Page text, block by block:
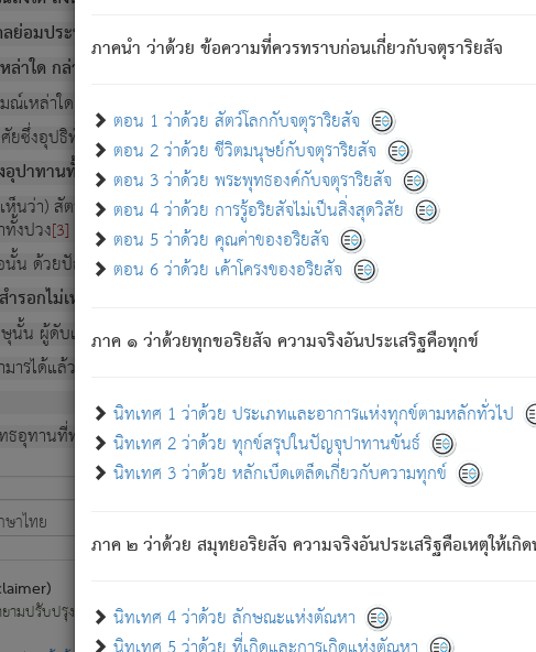
ภาคนำ ว่าด้วย ข้อความที่ควรทราบก่อนเกี่ยวกับจตุราริยสัจ
ตอน 1 ว่าด้วย สัตว์โลกกับจตุราริยสัจ
ตอน 2 ว่าด้วย ชีวิตมนุษย์กับจตุราริยสัจ
ตอน 3 ว่าด้วย พระพุทธองค์กับจตุราริยสัจ
ตอน 4 ว่าด้วย การรู้อริยสัจไม่เป็นสิ่งสุดวิสัย
ตอน 5 ว่าด้วย คุณค่าของอริยสัจ
ตอน 6 ว่าด้วย เค้าโครงของอริยสัจ
ภาค ๑ ว่าด้วยทุกขอริยสัจ ความจริงอันประเสริฐคือทุกข์
นิทเทศ 1 ว่าด้วย ประเภทและอาการแห่งทุกข์ตามหลักทั่วไป
นิทเทศ 2 ว่าด้วย ทุกข์สรุปในปัญจุปาทานขันธ์
นิทเทศ 3 ว่าด้วย หลักเบ็ดเตล็ดเกี่ยวกับความทุกข์
ภาค ๒ ว่าด้วย สมุทยอริยสัจ ความจริงอันประเสริฐคือเหตุให้เกิ
นิทเทศ 4 ว่าด้วย ลักษณะแห่งตัณหา
ย่อมประพฤติ ก็เพื่อการละขาดซึ่งภพ.
าใด กล่าวความหลุดพ้นจากภพว่ามีได้เพราะภพ เรากล่าวว่า สมณะหรือ
เหล่าใด กล่าวความออกไปได้จากภพ ว่ามีได้เพราะวิภพ[2]
: เรากล่าวว่า ส
ยซึ่งอุปธิทั้งปวง.
ปาทานทั้งปวง ความเกิดขึ้นแห่งทุกข์จึงไม่มี.
ห็นว่า) สัตว์ทั้งหลายอันอวิชาหนาแน่นบังหนาแล้ว; และว่า สัตว์ผู้ยินดีในภพ
งปวง[3] เพื่อความมีแห่งประโยชน์โดยประการทั้งปวง; ภพทั้งหลายทั้งหมดนั้
น ด้วยปัญญาอันชอบตามที่เป็นจริงอย่างนี้อยู่; เขาย่อมละภวตัณหาได้ และไม่เ
รอกไม่เหลือ (แห่งภพทั้งหลาย) เพราะความสิ้นไปแห่งตัณหาโดยประการทั้ง
นั้น ผู้ดับเย็นสนิทแล้ว เพราะไม่มีความยึดมั่น
ารได้แล้ว ชนะสงครามแล้ว ก้าวล่วงภพทั้งหลายทั้งปวงได้แล้ว เป็นผู้คงที่ (คือ
อุทานที่ทรงเปล่งออก ที่โคนต้นโพธิ์เป็นที่ตรัสรู้ เมื่อตรัสรู้แล้วได้ 7 วัน)
ามปรับปรุงข้อมูลให้ถูกต้องมากที่สุด ผู้ศึกษาก็พึงตรวจสอบกับตัวเล่มหนังสือต้นฉบับ ที่มีกา